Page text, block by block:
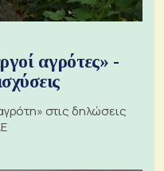
αγρότες» -
στις δηλώσεις